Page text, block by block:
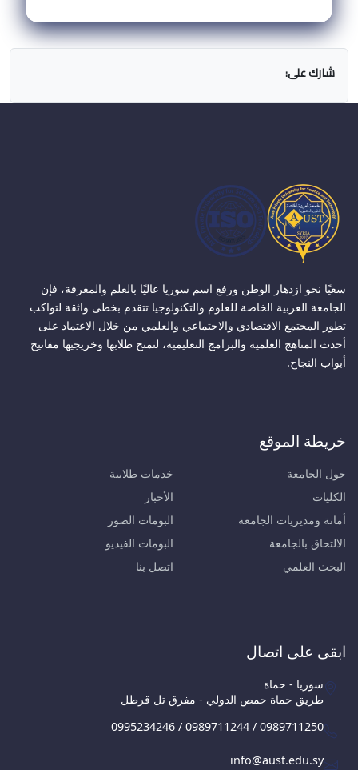
شارك على:
سعيًا نحو ازدهار الوطن ورفع اسم سوريا عاليًا بالعلم والمعرفة، فإن
الجامعة العربية الخاصة للعلوم والتكنولوجيا تتقدم بخطى واثقة لتواكب
تطور المجتمع الاقتصادي والاجتماعي والعلمي من خلال الاعتماد على
أحدث المناهج العلمية والبرامج التعليمية، لتمنح طلابها وخريجيها مفاتيح
أبواب النجاح.
خريطة الموقع
حول الجامعة
الكليات
أمانة ومديريات الجامعة
الالتحاق بالجامعة
البحث العلمي
خدمات طلابية
الأخبار
البومات الصور
البومات الفيديو
اتصل بنا
ابقى على اتصال
سوريا - حماة
طريق حماة حمص الدولي - مفرق تل قرطل
0995234246 / 0989711244 / 0989711250
info@aust.edu.sy